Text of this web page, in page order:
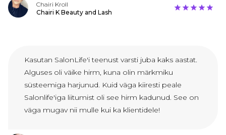
Chairi Kroll
Chairi K Beauty and Lash
Kasutan SalonLife'i teenust varsti juba kaks aastat.
Alguses oli väike hirm, kuna olin märkmiku
süsteemiga harjunud. Kuid väga kiiresti peale
Salonlife'iga liitumist oli see hirm kadunud. See on
väga mugav nii mulle kui ka klientidele!